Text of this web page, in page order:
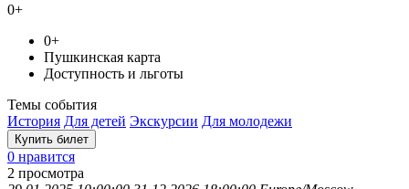
0+
0+
Пушкинская карта
Доступность и льготы
Темы события
История Для детей Экскурсии Для молодежи
Купить билет
0 нравится
2 просмотра